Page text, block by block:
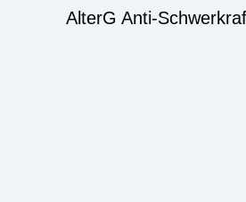
AlterG Anti-